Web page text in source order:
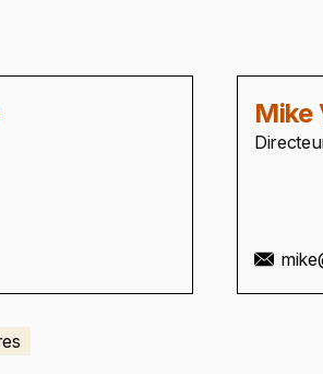
Mike